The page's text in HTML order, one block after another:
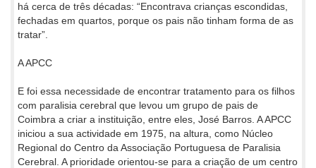
há cerca de três décadas: “Encontrava crianças escondidas,
fechadas em quartos, porque os pais não tinham forma de as
tratar”.
A APCC
E foi essa necessidade de encontrar tratamento para os filhos
com paralisia cerebral que levou um grupo de pais de
Coimbra a criar a instituição, entre eles, José Barros. A APCC
iniciou a sua actividade em 1975, na altura, como Núcleo
Regional do Centro da Associação Portuguesa de Paralisia
Cerebral. A prioridade orientou-se para a criação de um centro